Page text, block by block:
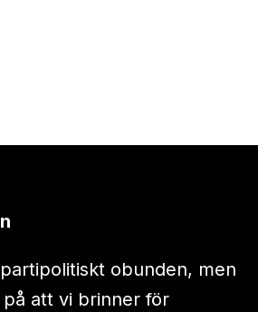
obunden, men
att vi brinner för